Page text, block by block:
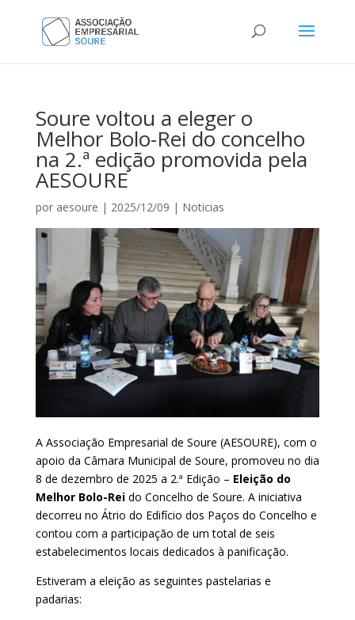
Soure voltou a eleger o
Melhor Bolo-Rei do concelho
na 2.ª edição promovida pela
AESOURE
por aesoure | 2025/12/09 | Noticias
A Associação Empresarial de Soure (AESOURE), com o
apoio da Câmara Municipal de Soure, promoveu no dia
8 de dezembro de 2025 a 2.ª Edição – Eleição do
Melhor Bolo-Reido Concelho de Soure. A iniciativa
decorreu no Átrio do Edifício dos Paços do Concelho e
contou com a participação de um total de seis
estabelecimentos locais dedicados à panificação.
Estiveram a eleição as seguintes pastelarias e
padarias: